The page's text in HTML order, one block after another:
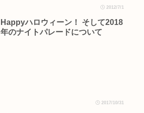
2012/7/1
Happyハロウィーン！ そして2018
年のナイトパレードについて
2017/10/31